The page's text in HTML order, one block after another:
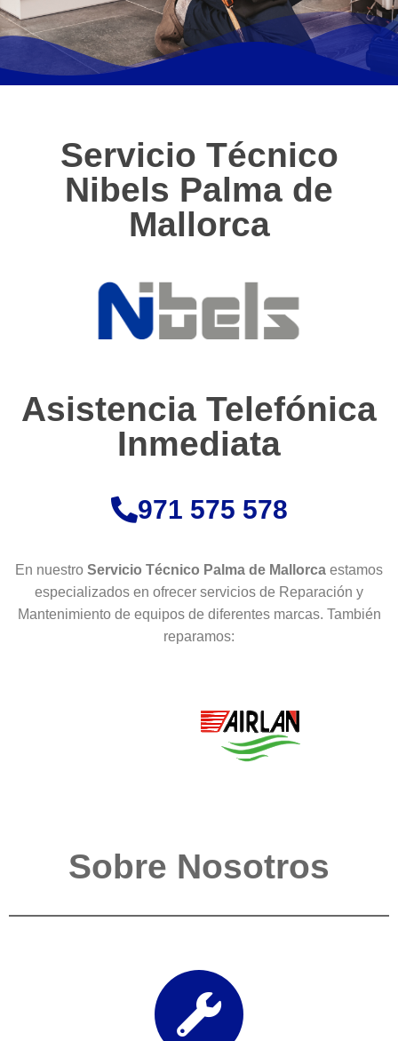
Servicio Técnico
Nibels Palma de
Mallorca
Asistencia Telefónica
Inmediata
971 575 578
En nuestro Servicio Técnico Palma de Mallorca estamos
especializados en ofrecer servicios de Reparación y
Mantenimiento de equipos de diferentes marcas. También
reparamos:
Sobre Nosotros